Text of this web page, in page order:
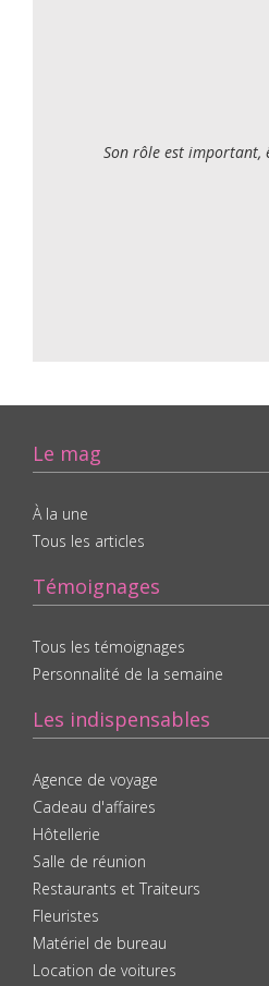
Son rôle est important,
Le mag
À la une
Tous les articles
Témoignages
Tous les témoignages
Personnalité de la semaine
Les indispensables
Agence de voyage
Cadeau d'affaires
Hôtellerie
Salle de réunion
Restaurants et Traiteurs
Fleuristes
Matériel de bureau
Location de voitures